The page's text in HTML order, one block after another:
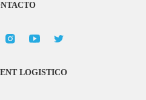
LOGISTICO